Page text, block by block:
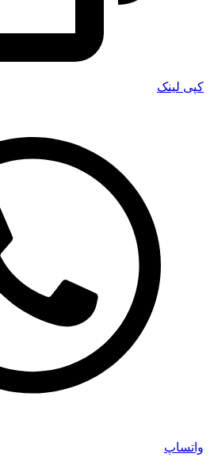
کپی لینک
واتساپ